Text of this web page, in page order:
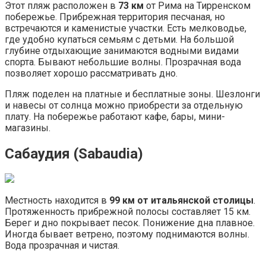
Этот пляж расположен в 73 км от Рима на Тирренском
побережье. Прибрежная территория песчаная, но
встречаются и каменистые участки. Есть мелководье,
где удобно купаться семьям с детьми. На большой
глубине отдыхающие занимаются водными видами
спорта. Бывают небольшие волны. Прозрачная вода
позволяет хорошо рассматривать дно.
Пляж поделен на платные и бесплатные зоны. Шезлонги
и навесы от солнца можно приобрести за отдельную
плату. На побережье работают кафе, бары, мини-
магазины.
Сабаудия (Sabaudia)
Местность находится в 99 км от итальянской столицы.
Протяженность прибрежной полосы составляет 15 км.
Берег и дно покрывает песок. Понижение дна плавное.
Иногда бывает ветрено, поэтому поднимаются волны.
Вода прозрачная и чистая.